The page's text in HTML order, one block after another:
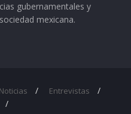
gubernamentales y
mexicana.
Noticias
Entrevistas